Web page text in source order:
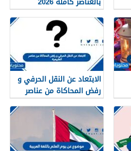
الابتعاد عن النقل الحرفي و
رفض المحاكاة من عناصر
الطبيعية